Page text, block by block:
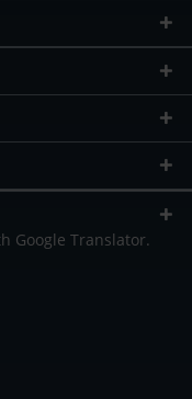
Google Translator.